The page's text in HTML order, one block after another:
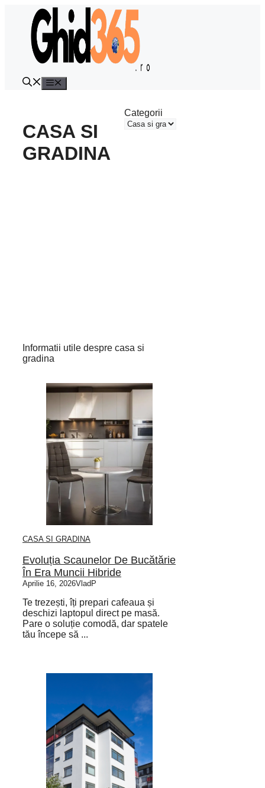
conținut
CASA SI
GRADINA
Categorii
Informatii utile despre casa si
gradina
CASA SI GRADINA
Evoluția Scaunelor De Bucătărie
În Era Muncii Hibride
Aprilie 16, 2026VladP
Te trezești, îți prepari cafeaua și
deschizi laptopul direct pe masă.
Pare o soluție comodă, dar spatele
tău începe să ...